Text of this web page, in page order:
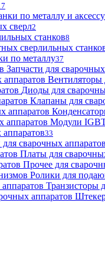
сверл2
станков8
сверлильных
по металлу37
Запчасти для
Вентиляторы
Диоды для
Клапаны для
Модули IGBT
33
сварочных аппаратов
Платы для
Прочее для
Ролики для
Транзисторы